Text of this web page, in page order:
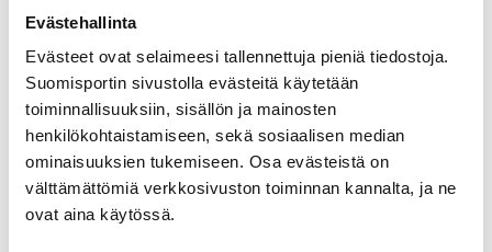
Evästehallinta
Evästeet ovat selaimeesi tallennettuja pieniä tiedostoja.
Suomisportin sivustolla evästeitä käytetään
toiminnallisuuksiin, sisällön ja mainosten
henkilökohtaistamiseen, sekä sosiaalisen median
ominaisuuksien tukemiseen. Osa evästeistä on
välttämättömiä verkkosivuston toiminnan kannalta, ja ne
ovat aina käytössä.
Vastuuvalmentaja:
Yleisurheilu - Katariina Hakkarainen
Pesäpallo -
Ajankohta:
3.6. - 5.8.2026
Kokoontumiskertoja:
10 kpl
Lisäksi mahdollisuus osallistua Janakkala Cup kisoihin,
jotka ovat matalankynnyksen yleisurheilukilpailut.